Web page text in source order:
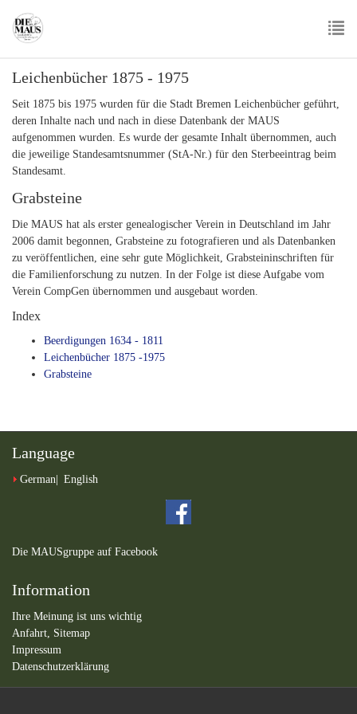
main
Leichenbücher 1875 - 1975
Seit 1875 bis 1975 wurden für die Stadt Bremen Leichenbücher geführt,
deren Inhalte nach und nach in diese Datenbank der MAUS
aufgenommen wurden. Es wurde der gesamte Inhalt übernommen, auch
die jeweilige Standesamtsnummer (StA-Nr.) für den Sterbeeintrag beim
Standesamt.
Grabsteine
Die MAUS hat als erster genealogischer Verein in Deutschland im Jahr
2006 damit begonnen, Grabsteine zu fotografieren und als Datenbanken
zu veröffentlichen, eine sehr gute Möglichkeit, Grabsteininschriften für
die Familienforschung zu nutzen. In der Folge ist diese Aufgabe vom
Verein CompGen übernommen und ausgebaut worden.
Index
Beerdigungen 1634 - 1811
Leichenbücher 1875 -1975
Grabsteine
Language
German English
Die MAUSgruppe auf Facebook
Information
Ihre Meinung ist uns wichtig
Anfahrt, Sitemap
Impressum
Datenschutzerklärung